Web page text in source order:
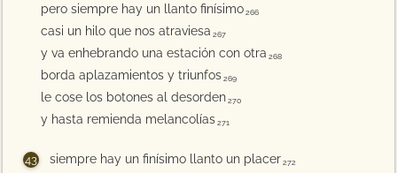
pero siempre hay un llanto finísimo 266
casi un hilo que nos atraviesa 267
y va enhebrando una estación con otra 268
borda aplazamientos y triunfos 269
le cose los botones al desorden 270
y hasta remienda melancolías 271
siempre hay un finísimo llanto un placer 272